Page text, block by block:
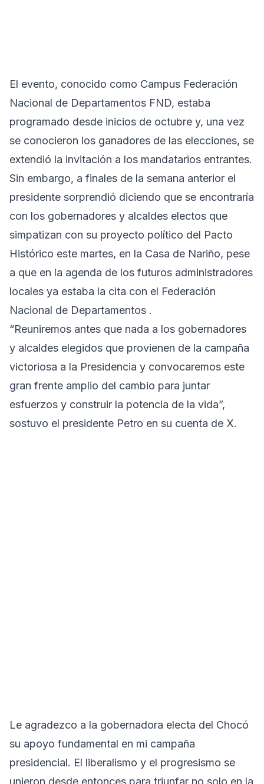
El evento, conocido como Campus Federación
Nacional de Departamentos FND, estaba
programado desde inicios de octubre y, una vez
se conocieron los ganadores de las elecciones, se
extendió la invitación a los mandatarios entrantes.
Sin embargo, a finales de la semana anterior el
presidente sorprendió diciendo que se encontraría
con los gobernadores y alcaldes electos que
simpatizan con su proyecto político del Pacto
Histórico este martes, en la Casa de Nariño, pese
a que en la agenda de los futuros administradores
locales ya estaba la cita con el Federación
Nacional de Departamentos .
“Reuniremos antes que nada a los gobernadores
y alcaldes elegidos que provienen de la campaña
victoriosa a la Presidencia y convocaremos este
gran frente amplio del cambio para juntar
esfuerzos y construir la potencia de la vida”,
sostuvo el presidente Petro en su cuenta de X.
Le agradezco a la gobernadora electa del Chocó
su apoyo fundamental en mi campaña
presidencial. El liberalismo y el progresismo se
unieron desde entonces para triunfar no solo en la